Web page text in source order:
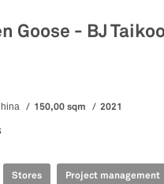
Goose - BJ
150,00 sqm
2021
Stores Project management